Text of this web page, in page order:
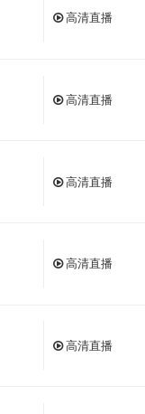
高清直播
高清直播
高清直播
高清直播
高清直播